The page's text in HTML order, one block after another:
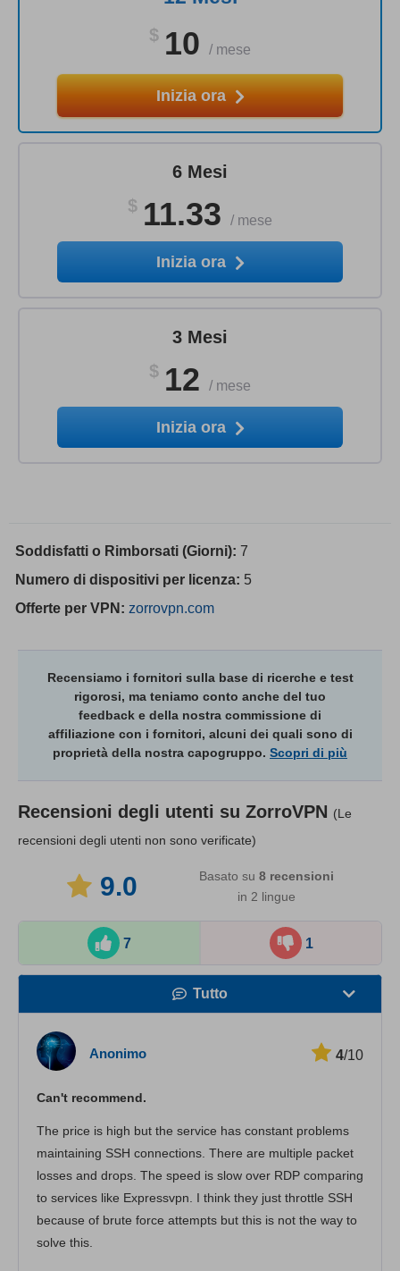
$ 10 / mese
Inizia ora
6 Mesi
$ 11.33 / mese
Inizia ora
3 Mesi
$ 12 / mese
Inizia ora
Soddisfatti o Rimborsati (Giorni): 7
Numero di dispositivi per licenza: 5
Offerte per VPN: zorrovpn.com
Recensiamo i fornitori sulla base di ricerche e test
rigorosi, ma teniamo conto anche del tuo
feedback e della nostra commissione di
affiliazione con i fornitori, alcuni dei quali sono di
proprietà della nostra capogruppo. Scopri di più
Recensioni degli utenti su ZorroVPN (Le
recensioni degli utenti non sono verificate)
9.0 Basato su 8 recensioni
in 2 lingue
7 1
Tutto
Servizio clienti
Anonimo 4/10
Can't recommend.
The price is high but the service has constant problems
maintaining SSH connections. There are multiple packet
losses and drops. The speed is slow over RDP comparing
to services like Expressvpn. I think they just throttle SSH
because of brute force attempts but this is not the way to
solve this.